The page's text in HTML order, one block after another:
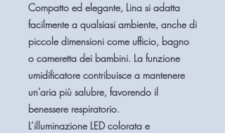
Compatto ed elegante, Lina si adatta
facilmente a qualsiasi ambiente, anche di
piccole dimensioni come ufficio, bagno
o cameretta dei bambini. La funzione
umidificatore contribuisce a mantenere
un’aria più salubre, favorendo il
benessere respiratorio.
L’illuminazione LED colorata e